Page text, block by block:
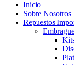
Inicio
Sobre Nosotros
Repuestos